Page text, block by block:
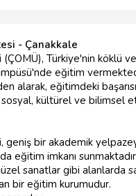
- Çanakkale
Türkiye'nin köklü
eğitim
alarak, eğitimdeki
sosyal, kültürel ve bilimsel
geniş bir akademik
eğitim imkanı
sanatlar gibi alanlarda
bir eğitim kurumudur.